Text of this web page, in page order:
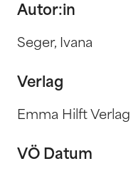
Autor:in
Seger, Ivana
Verlag
Emma Hilft Verlag
VÖ Datum